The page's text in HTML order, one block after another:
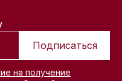
Подписаться
на получение